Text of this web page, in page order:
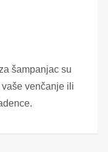
šampanjac su
venčanje ili